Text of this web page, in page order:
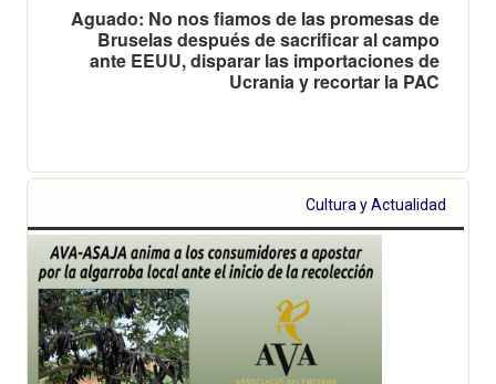
Aguado: No nos fiamos de las promesas de
Bruselas después de sacrificar al campo
ante EEUU, disparar las importaciones de
Ucrania y recortar la PAC
Cultura y Actualidad